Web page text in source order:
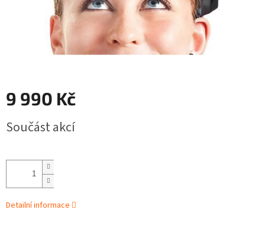
9 990 Kč
cena:
Součást akcí
Detailní informace